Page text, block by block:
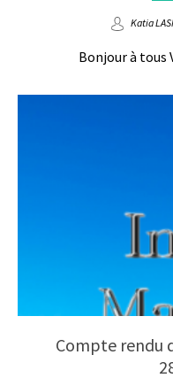
Katia
Bonjour à tous
Compte rendu